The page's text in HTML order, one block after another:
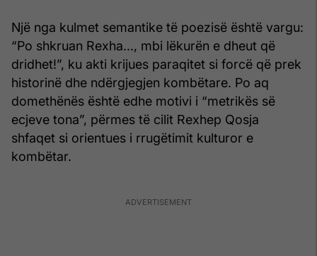
Një nga kulmet semantike të poezisë është vargu:
“Po shkruan Rexha..., mbi lëkurën e dheut që
dridhet!”, ku akti krijues paraqitet si forcë që prek
historinë dhe ndërgjegjen kombëtare. Po aq
domethënës është edhe motivi i “metrikës së
ecjeve tona”, përmes të cilit Rexhep Qosja
shfaqet si orientues i rrugëtimit kulturor e
kombëtar.